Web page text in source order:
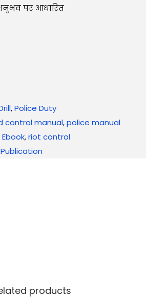
पर आधारित
,Police Duty
control manual,police manual
,riot control
products